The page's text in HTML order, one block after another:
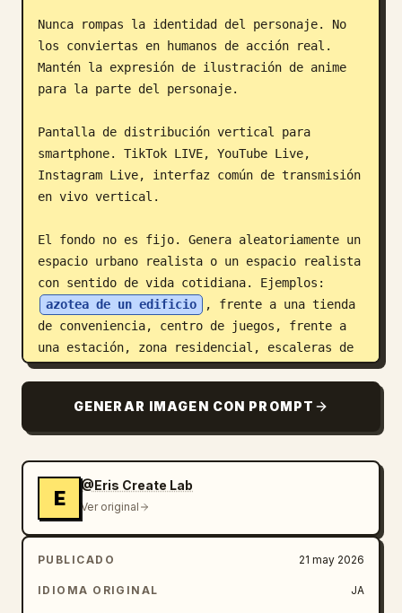
Nunca rompas la identidad del personaje. No
los conviertas en humanos de acción real.
Mantén la expresión de ilustración de anime
para la parte del personaje.
Pantalla de distribución vertical para
smartphone. TikTok LIVE, YouTube Live,
Instagram Live, interfaz común de transmisión
en vivo vertical.
El fondo no es fijo. Genera aleatoriamente un
espacio urbano realista o un espacio realista
con sentido de vida cotidiana. Ejemplos:
azotea de un edificio
, frente a una tienda
de conveniencia, centro de juegos, frente a
una estación, zona residencial, escaleras de
un edificio multiinquilino, callejón
karaoke, cerca de una máquina expendedora
nocturna, sala de streaming, habitación
regional, acera lluviosa, distrito comercial,
etc.
El fondo no debe ser demasiado limpio.
Enfatiza la sensación de vida, el desorden y
el ruido realista.
GENERAR IMAGEN CON PROMPT
E
@Eris Create Lab
Ver original
PUBLICADO 21 may 2026
IDIOMA ORIGINAL JA